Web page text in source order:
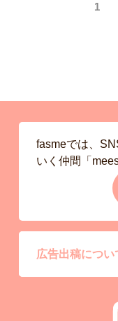
1
fasmeでは、
いく仲間「
広告出稿につい